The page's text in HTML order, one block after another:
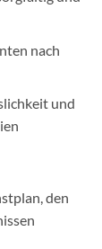
nach
und
den